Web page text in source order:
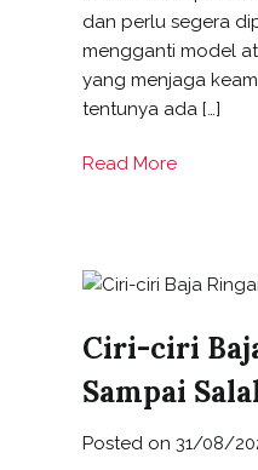
dan perlu segera
mengganti model
yang menjaga
tentunya ada […]
Read More
Ciri-ciri
Sampai
Posted on 31/08/